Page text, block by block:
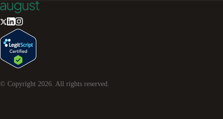
© Copyright 2026 . All rights reserved.